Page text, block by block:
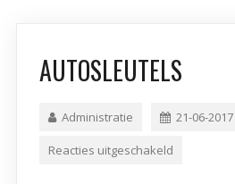
AUTOSLEUTELS
Administratie 21-06-2017
Reacties uitgeschakeld